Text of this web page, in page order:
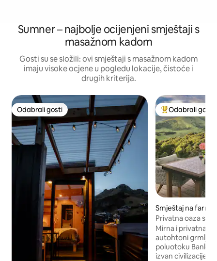
Sumner – najbolje ocijenjeni smještaji s
masažnom kadom
Gosti su se složili: ovi smještaji s masažnom kadom
imaju visoke ocjene u pogledu lokacije, čistoće i
drugih kriterija.
Odabrali gosti
Odabrali gosti Među najviše
Odabrali gosti
Smještaj na farmi
er
Privatna oaza s
autohtoni grm
Mirna i privatna
autohtoni grmlje
poluotoku Banks.
izvan civilizacije u